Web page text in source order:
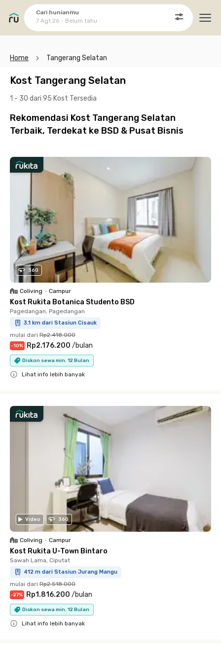
Cari hunianmu
7 Agt 26 - Belum tahu
Home Tangerang Selatan
Kost Tangerang Selatan
1 - 30 dari 95 Kost Tersedia
Rekomendasi Kost Tangerang Selatan
Terbaik, Terdekat ke BSD & Pusat Bisnis
360
Coliving • Campur
Kost Rukita Botanica Studento BSD
Pagedangan, Pagedangan
3.1 km dari Stasiun Cisauk
mulai dari Rp2.418.000
-10% Rp2.176.200 /bulan
Diskon sewa min. 12 Bulan
Lihat info lebih banyak
Video 360
Coliving • Campur
Kost Rukita U-Town Bintaro
Sawah Lama, Ciputat
412 m dari Stasiun Jurang Mangu
mulai dari Rp2.518.000
-27% Rp1.816.200 /bulan
Diskon sewa min. 12 Bulan
Lihat info lebih banyak